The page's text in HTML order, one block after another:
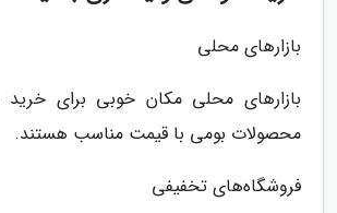
بازارهای محلی
بازارهای محلی مکان خوبی برای
محصولات بومی با قیمت مناسب هستند.
فروشگاه‌های تخفیفی